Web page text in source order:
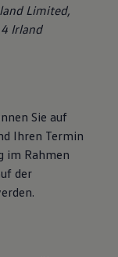
Limited,
Irland
Sie auf
Ihren Termin
im Rahmen
der